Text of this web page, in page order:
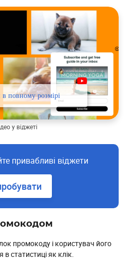
у віджеті
привабливі віджети
промокоду і користувач його
статистиці як клік.